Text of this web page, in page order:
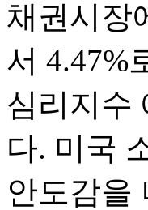
채권시장
서 4.47%
심리지수
다. 미국
안도감을